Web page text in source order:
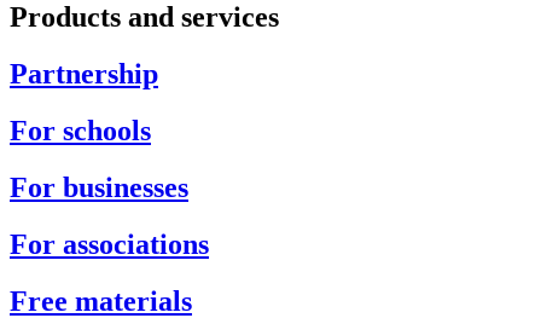
Products and services
Partnership
For schools
For businesses
For associations
Free materials